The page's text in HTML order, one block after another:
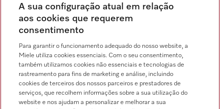
Distribuição & Serviço de assistência técnica
Chamada para a rede fixa, de acordo com o seu tarifário, em Portugal e em
Pesquisa de distribuidores
A sua configuração atual em relação
aos cookies que requerem
consentimento
Para garantir o funcionamento adequado do nosso website, a
Miele utiliza cookies essenciais. Com o seu consentimento,
também utilizamos cookies não essenciais e tecnologias de
rastreamento para fins de marketing e análise, incluindo
cookies de terceiros dos nossos parceiros e prestadores de
serviços, que recolhem informações sobre a sua utilização do
website e nos ajudam a personalizar e melhorar a sua